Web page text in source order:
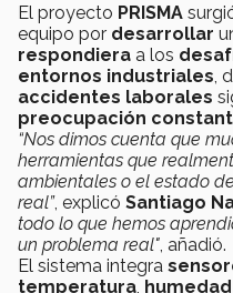
El proyecto PRISMA
equipo por desarrollar
respondiera a los
entornos industriales ,
accidentes laborales
preocupación
“Nos dimos cuenta que
herramientas que
ambientales o el estado
real”, explicó Santiago
todo lo que hemos
un problema real" , añadió.
El sistema integra
temperatura humedad